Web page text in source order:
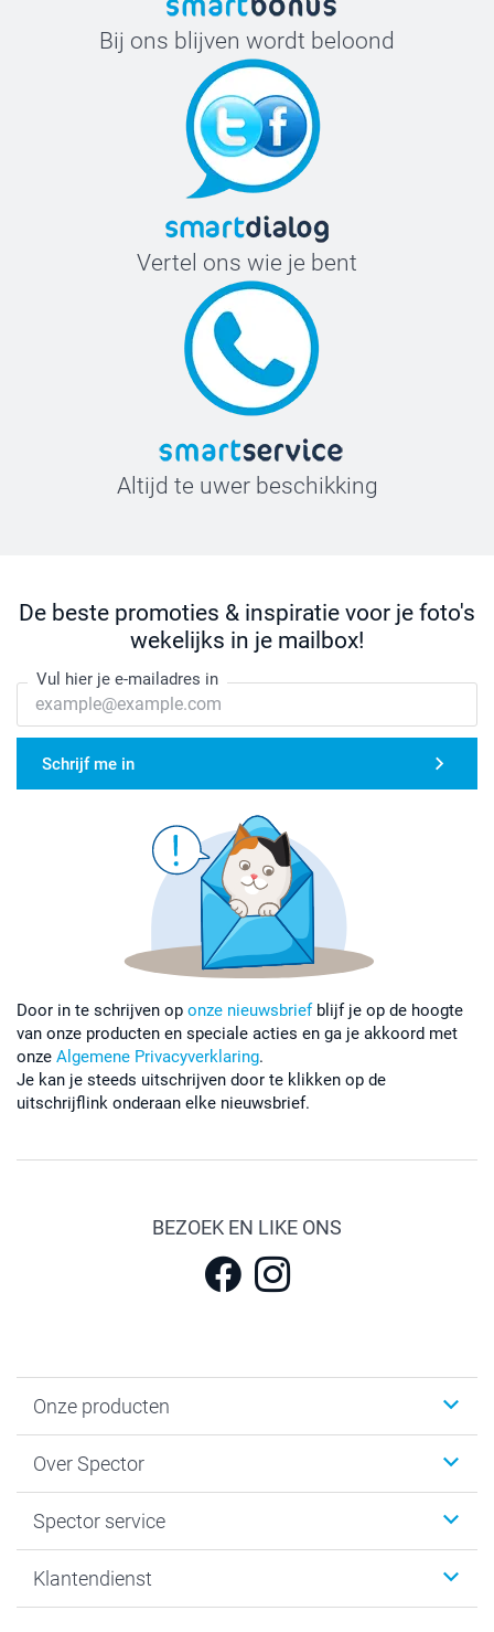
Bij ons blijven wordt beloond
Vertel ons wie je bent
Altijd te uwer beschikking
De beste promoties & inspiratie voor je foto's
wekelijks in je mailbox!
Vul hier je e-mailadres in
Schrijf me in
Door in te schrijven op onze nieuwsbriefblijf je op de hoogte
van onze producten en speciale acties en ga je akkoord met
onze Algemene Privacyverklaring.
Je kan je steeds uitschrijven door te klikken op de
uitschrijflink onderaan elke nieuwsbrief.
BEZOEK EN LIKE ONS
Onze producten
Kaartjes
Fotoboeken
Fotoprints, Fotoposter & Fotoalbum met fotoprints
Over Spector
Sitemap
Privacybeleid
Spector service
smartbonus
Klantendienst